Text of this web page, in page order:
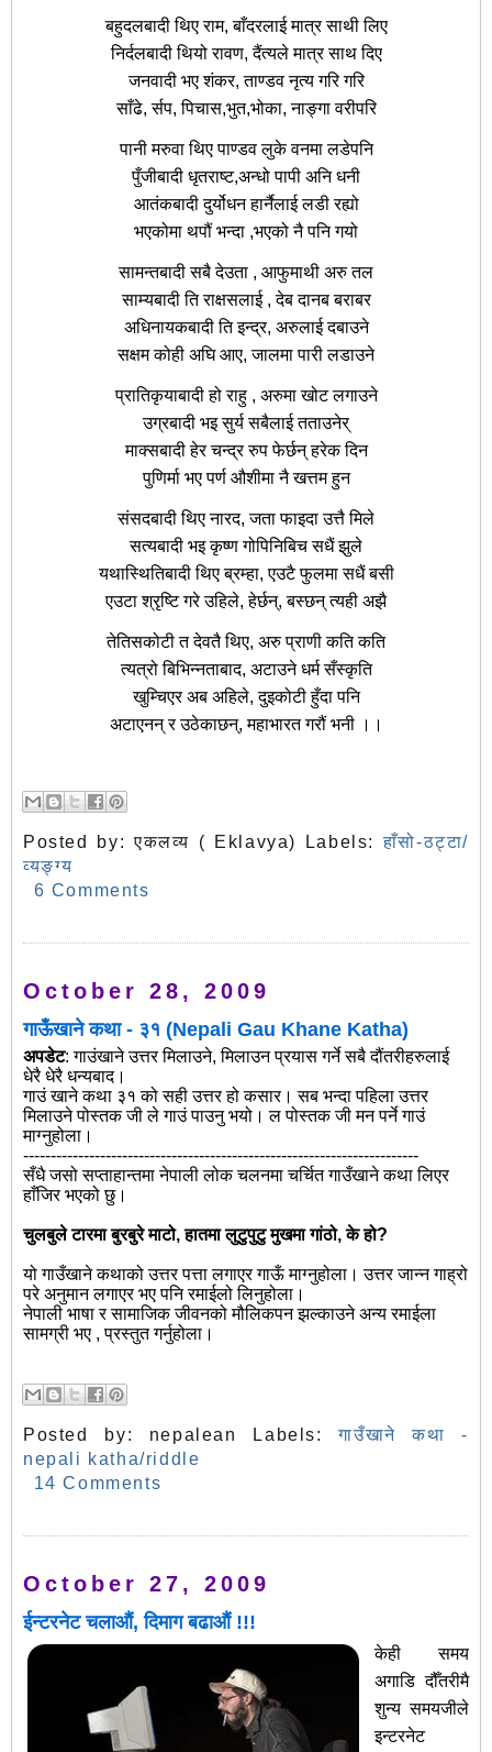
बहुदलबादी थिए राम, बाँदरलाई मात्र साथी लिए
निर्दलबादी थियो रावण, दैंत्यले मात्र साथ दिए
जनवादी भए शंकर, ताण्डव नृत्य गरि गरि
साँढे, र्सप, पिचास,भुत,भोका, नाङ्गा वरीपरि
पानी मरुवा थिए पाण्डव लुके वनमा लडेपनि
पुँजीबादी धृतराष्ट,अन्धो पापी अनि धनी
आतंकबादी दुर्योधन हार्नैलाई लडी रह्यो
भएकोमा थपौं भन्दा ,भएको नै पनि गयो
सामन्तबादी सबै देउता , आफुमाथी अरु तल
साम्यबादी ति राक्षसलाई , देब दानब बराबर
अधिनायकबादी ति इन्द्र, अरुलाई दबाउने
सक्षम कोही अघि आए, जालमा पारी लडाउने
प्रातिकृयाबादी हो राहु , अरुमा खोट लगाउने
उग्रबादी भइ सुर्य सबैलाई तताउनेर्
माक्सबादी हेर चन्द्र रुप फेर्छन् हरेक दिन
पुणिर्मा भए पर्ण औशीमा नै खत्तम हुन
संसदबादी थिए नारद, जता फाइदा उत्तै मिले
सत्यबादी भइ कृष्ण गोपिनिबिच सधैं झुले
यथास्थितिबादी थिए ब्रम्हा, एउटै फुलमा सधैं बसी
एउटा श्रृष्टि गरे उहिले, हेर्छन्, बस्छन् त्यही अझै
तेतिसकोटी त देवतै थिए, अरु प्राणी कति कति
त्यत्रो बिभिन्नताबाद, अटाउने धर्म सँस्कृति
खुम्चिएर अब अहिले, दुइकोटी हुँदा पनि
अटाएनन् र उठेकाछन्, महाभारत गरौं भनी ।।
Posted by:एकलव्य ( Eklavya) Labels:हाँसो-ठट्टा/
व्यङ्ग्य
6 Comments
October 28, 2009
गाऊँखाने कथा - ३१ (Nepali Gau Khane Katha)
अपडेट: गाउंखाने उत्तर मिलाउने, मिलाउन प्रयास गर्ने सबै दौंतरीहरुलाई
धेरै धेरै धन्यबाद।
गाउं खाने कथा ३१ को सही उत्तर हो कसार। सब भन्दा पहिला उत्तर
मिलाउने पोस्तक जी ले गाउं पाउनु भयो। ल पोस्तक जी मन पर्ने गाउं
माग्नुहोला।
------------------------------------------------------------------------
सँधै जसो सप्ताहान्तमा नेपाली लोक चलनमा चर्चित गाउँखाने कथा लिएर
हाँजिर भएको छु।
चुलबुले टारमा बुरबुरे माटो, हातमा लुटुपुटु मुखमा गांठो, के हो?
यो गाउँखाने कथाको उत्तर पत्ता लगाएर गाऊँ माग्नुहोला। उत्तर जान्न गाह्रो
परे अनुमान लगाएर भए पनि रमाईलो लिनुहोला।
नेपाली भाषा र सामाजिक जीवनको मौलिकपन झल्काउने अन्य रमाईला
सामग्री भए , प्रस्तुत गर्नुहोला।
Posted by: nepalean Labels:गाउँखाने कथा -
nepali katha/riddle
14 Comments
October 27, 2009
ईन्टरनेट चलाऔं, दिमाग बढाऔं !!!
केही समय
अगाडि दौँतरीमै
शुन्य समयजीले
इन्टरनेट